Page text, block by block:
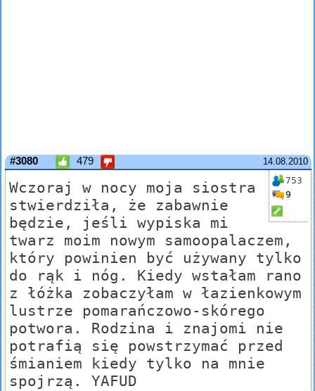
14.08.2010
#3080 479
753
9
Wczoraj w nocy moja siostra
stwierdziła, że zabawnie
będzie, jeśli wypiska mi
twarz moim nowym samoopalaczem,
który powinien być używany tylko
do rąk i nóg. Kiedy wstałam rano
z łóżka zobaczyłam w łazienkowym
lustrze pomarańczowo-skórego
potwora. Rodzina i znajomi nie
potrafią się powstrzymać przed
śmianiem kiedy tylko na mnie
spojrzą. YAFUD